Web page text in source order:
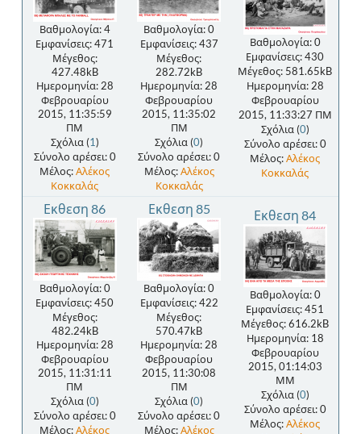
Βαθμολογία: 4
Εμφανίσεις: 471
Μέγεθος:
427.48kB
Ημερομηνία: 28
Φεβρουαρίου
2015, 11:35:59
ΠΜ
Σχόλια (1)
Σύνολο αρέσει: 0
Μέλος:Αλέκος
Κοκκαλάς
Βαθμολογία: 0
Εμφανίσεις: 437
Μέγεθος:
282.72kB
Ημερομηνία: 28
Φεβρουαρίου
2015, 11:35:02
ΠΜ
Σχόλια (0)
Σύνολο αρέσει: 0
Μέλος:Αλέκος
Κοκκαλάς
Βαθμολογία: 0
Εμφανίσεις: 430
Μέγεθος: 581.65kB
Ημερομηνία: 28
Φεβρουαρίου
2015, 11:33:27 ΠΜ
Σχόλια (0)
Σύνολο αρέσει: 0
Μέλος:Αλέκος
Κοκκαλάς
Εκθεση 86
Βαθμολογία: 0
Εμφανίσεις: 450
Μέγεθος:
482.24kB
Ημερομηνία: 28
Φεβρουαρίου
2015, 11:31:11
ΠΜ
Σχόλια (0)
Σύνολο αρέσει: 0
Μέλος:Αλέκος
Εκθεση 85
Βαθμολογία: 0
Εμφανίσεις: 422
Μέγεθος:
570.47kB
Ημερομηνία: 28
Φεβρουαρίου
2015, 11:30:08
ΠΜ
Σχόλια (0)
Σύνολο αρέσει: 0
Μέλος:Αλέκος
Εκθεση 84
Βαθμολογία: 0
Εμφανίσεις: 451
Μέγεθος: 616.2kB
Ημερομηνία: 18
Φεβρουαρίου
2015, 01:14:03
ΜΜ
Σχόλια (0)
Σύνολο αρέσει: 0
Μέλος:Αλέκος